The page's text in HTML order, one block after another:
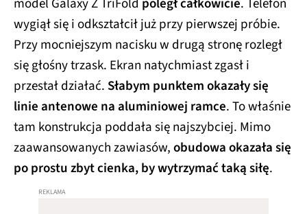
model Galaxy Z TriFold poległ całkowicie. Telefon
wygiął się i odkształcił już przy pierwszej próbie.
Przy mocniejszym nacisku w drugą stronę rozległ
się głośny trzask. Ekran natychmiast zgasł i
przestał działać. Słabym punktem okazały się
linie antenowe na aluminiowej ramce. To właśnie
tam konstrukcja poddała się najszybciej. Mimo
zaawansowanych zawiasów,obudowa okazała się
po prostu zbyt cienka, by wytrzymać taką siłę.